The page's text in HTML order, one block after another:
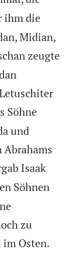
ihm die
Midian,
zeugte
Söhne
und
Abrahams
Isaak
Söhnen
zu
im Osten.